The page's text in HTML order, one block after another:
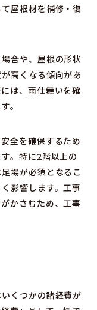
屋根材を補修・復
合や、屋根の形状
高くなる傾向があ
は、雨仕舞いを確
。
全を確保するため
。特に2階以上の
場が必須となるこ
影響します。工事
かさむため、工事
くつかの諸経費が